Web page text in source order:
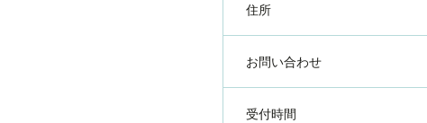
住所
お問い合わせ
受付時間